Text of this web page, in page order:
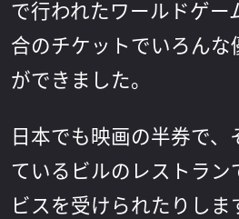
で行われたワールドゲー
合のチケットでいろんな
ができました。
日本でも映画の半券で、
ているビルのレストラン
ビスを受けられたりし